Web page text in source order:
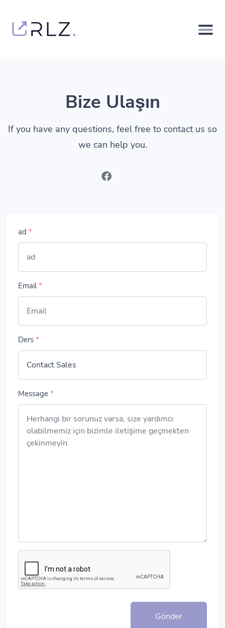
Bize Ulaşın
If you have any questions, feel free to contact us so
we can help you.
ad *
Email*
Ders *
Message *
Gönder